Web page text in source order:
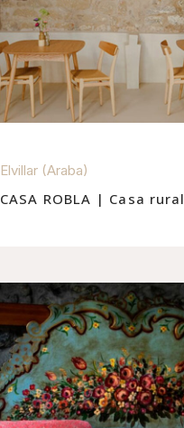
Elvillar (Araba)
CASA ROBLA | Casa rural